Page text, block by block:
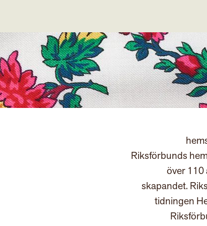
Riksförbunds
över 110
skapandet.
tidningen